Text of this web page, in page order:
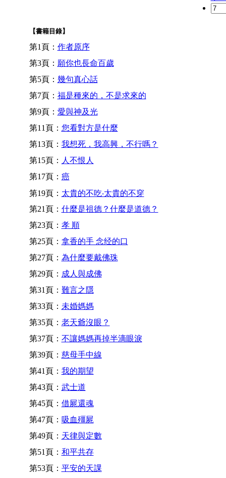
【書籍目錄】
第1頁： 作者原序
第3頁： 願你也長命百歲
第5頁： 幾句真心話
第7頁： 福是種來的，不是求來的
第9頁： 愛與神及光
第11頁： 您看對方是什麼
第13頁： 我想死，我高興，不行嗎？
第15頁： 人不恨人
第17頁： 癌
第19頁： 太貴的不吃‧太貴的不穿
第21頁： 什麼是祖德？什麼是道德？
第23頁： 孝 順
第25頁： 拿香的手 念经的口
第27頁： 為什麼要戴佛珠
第29頁： 成人與成佛
第31頁： 難言之隱
第33頁： 未婚媽媽
第35頁： 老天爺沒眼？
第37頁： 不讓媽媽再掉半滴眼淚
第39頁： 慈母手中線
第41頁： 我的期望
第43頁： 武士道
第45頁： 借屍還魂
第47頁： 吸血殭屍
第49頁： 天律與定數
第51頁： 和平共存
第53頁： 平安的天課